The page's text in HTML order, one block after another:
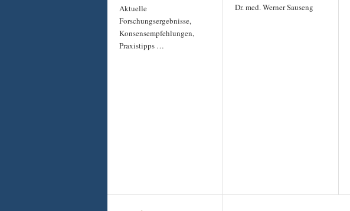
Aktuelle
Forschungsergebnisse,
Konsensempfehlungen,
Praxistipps …
Dr. med. Werner Sauseng